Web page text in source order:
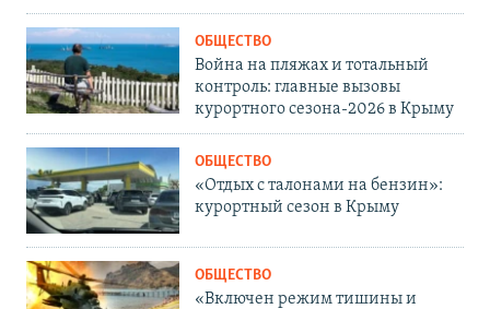
ОБЩЕСТВО
Война на пляжах и тотальный
контроль: главные вызовы
курортного сезона-2026 в Крыму
ОБЩЕСТВО
«Отдых с талонами на бензин»:
курортный сезон в Крыму
ОБЩЕСТВО
«Включен режим тишины и